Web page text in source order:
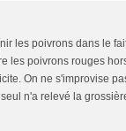
les poivrons dans le
les poivrons rouges
On ne s'improvise
n'a relevé la